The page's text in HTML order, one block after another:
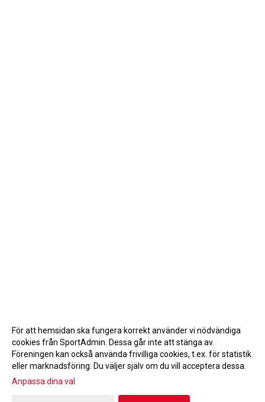
Gå till Webbversion
För att hemsidan ska fungera korrekt använder vi nödvändiga
cookies från SportAdmin. Dessa går inte att stänga av.
Föreningen kan också använda frivilliga cookies, t.ex. för statistik
eller marknadsföring. Du väljer själv om du vill acceptera dessa.
Anpassa dina val